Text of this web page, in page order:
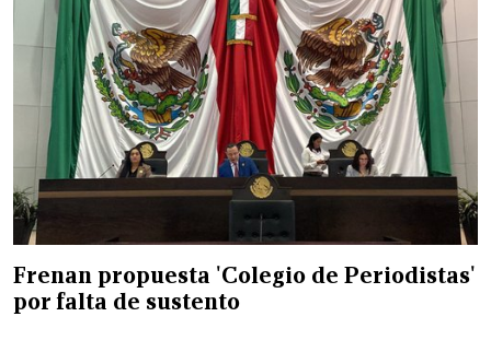
Frenan propuesta 'Colegio de Periodistas'
por falta de sustento